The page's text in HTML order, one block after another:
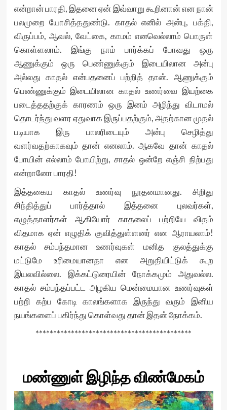
என்றான் பாரதி, இதனை ஏன் இவ்வாறு கூறினான் என நான்
பலமுறை யோசித்ததுண்டு. காதல் எனில் அன்பு, பக்தி,
விருப்பம், ஆவல், வேட்கை, காமம் எனவெல்லாம் பொருள்
கொள்ளலாம். இங்கு நாம் பார்க்கப் போவது ஒரு
ஆணுக்கும் ஒரு பெண்ணுக்கும் இடையிலான அன்பு
அல்லது காதல் என்பதனைப் பற்றித் தான். ஆணுக்கும்
பெண்ணுக்கும் இடையிலான காதல் உணர்வை இயற்கை
படைத்ததற்குக் காரணம் ஒரு இனம் அழிந்து விடாமல்
தொடர்ந்து வளர ஏதுவாக இருப்பதற்கும், அதற்கான முதல்
படியாக இரு பாலரிடையும் அன்பு செழித்து
வளர்வதற்காகவும் தான் எனலாம். ஆகவே தான் காதல்
போயின் எல்லாம் போயிற்று, சாதல் ஒன்றே எஞ்சி நிற்பது
என்றானோ பாரதி!
இத்தகைய காதல் உணர்வு நூதனமானது. சிறிது
சிந்தித்துப் பார்த்தால் இத்தனை புலவர்கள்,
எழுத்தாளர்கள் ஆகியோர் காதலைப் பற்றியே விதம்
விதமாக ஏன் எழுதிக் குவித்துள்ளனர் என ஆராயலாம்!
காதல் சம்பந்தமான உணர்வுகள் மனித குலத்துக்கு
மட்டுமே உரிமையானதா என அறுதியிட்டுக் கூற
இயலவில்லை. இக்கட்டுரையின் நோக்கமும் அதுவல்ல.
காதல் சம்பந்தப்பட்ட அழகிய மென்மையான உணர்வுகள்
பற்றி கற்ப கோடி காலங்களாக இருந்து வரும் இனிய
நயங்களைப் பகிர்ந்து கொள்வது தான் இதன் நோக்கம்.
********************************************
மண்ணுள் இழிந்த விண்மேகம்